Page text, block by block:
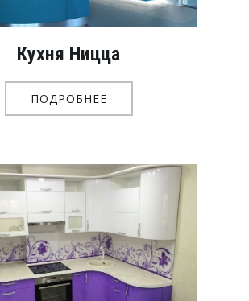
Кухня Ницца
ПОДРОБНЕЕ